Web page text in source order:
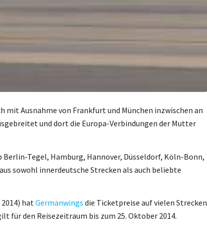
mit Ausnahme von Frankfurt und München inzwischen an
und dort die Europa-Verbindungen der Mutter
Tegel, Hamburg, Hannover, Düsseldorf, Köln-Bonn,
sowohl innerdeutsche Strecken als auch beliebte
2014) hatGermanwings die Ticketpreise auf vielen Strecken
für den Reisezeitraum bis zum 25. Oktober 2014.